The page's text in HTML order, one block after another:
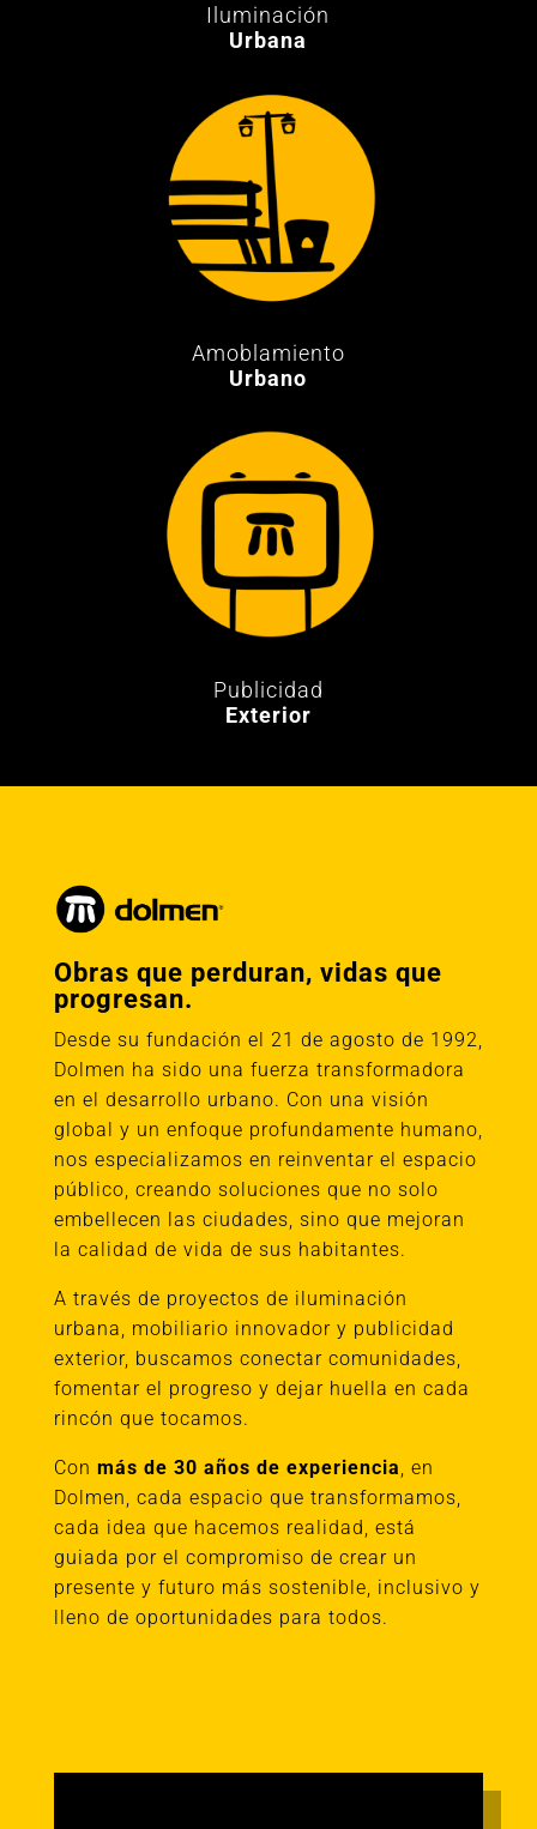
Iluminación
Urbana
Amoblamiento
Urbano
Publicidad
Exterior
Obras que perduran, vidas que
progresan.
Desde su fundación el 21 de agosto de 1992,
Dolmen ha sido una fuerza transformadora
en el desarrollo urbano. Con una visión
global y un enfoque profundamente humano,
nos especializamos en reinventar el espacio
público, creando soluciones que no solo
embellecen las ciudades, sino que mejoran
la calidad de vida de sus habitantes.
A través de proyectos de iluminación
urbana, mobiliario innovador y publicidad
exterior, buscamos conectar comunidades,
fomentar el progreso y dejar huella en cada
rincón que tocamos.
Con más de 30 años de experiencia, en
Dolmen, cada espacio que transformamos,
cada idea que hacemos realidad, está
guiada por el compromiso de crear un
presente y futuro más sostenible, inclusivo y
lleno de oportunidades para todos.